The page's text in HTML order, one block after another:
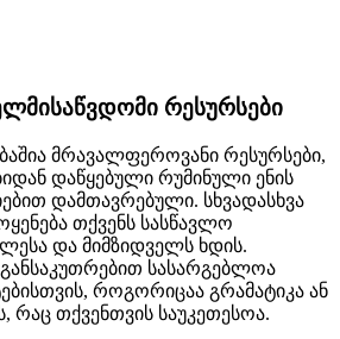
რესურსები
მრავალფეროვანი რესურსები,
დაწყებული რუმინული ენის
დამთავრებული. სხვადასხვა
თქვენს სასწავლო
და მიმზიდველს ხდის.
სასარგებლოა
როგორიცაა გრამატიკა ან
რაც თქვენთვის საუკეთესოა.